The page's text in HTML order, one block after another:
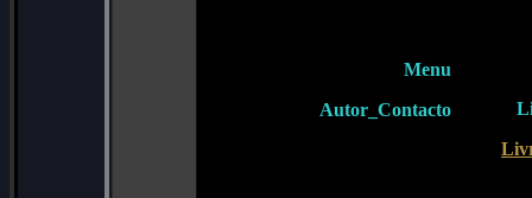
Menu
Autor_Contacto